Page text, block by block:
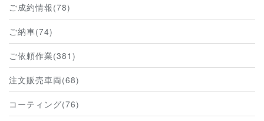
ご成約情報(78)
ご納車(74)
ご依頼作業(381)
注文販売車両(68)
コーティング(76)